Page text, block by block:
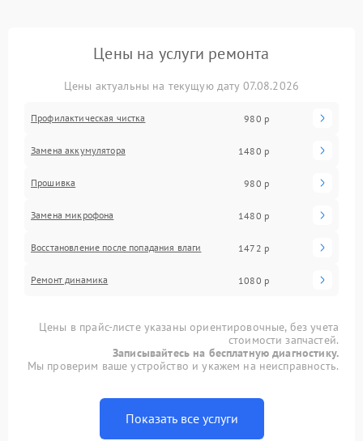
Цены на услуги ремонта
Цены актуальны на текущую дату 07.08.2026
Профилактическая чистка 980 р
Замена аккумулятора 1480 р
Прошивка 980 р
Замена микрофона 1480 р
Восстановление после попадания влаги 1472 р
Ремонт динамика 1080 р
Цены в прайс-листе указаны ориентировочные, без учета
стоимости запчастей.
Записывайтесь на бесплатную диагностику.
Мы проверим ваше устройство и укажем на неисправность.
Показать все услуги